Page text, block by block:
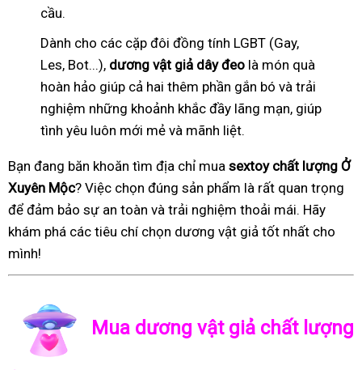
cầu.
Dành cho các cặp đôi đồng tính LGBT (Gay,
Les, Bot...), dương vật giả dây đeo là món quà
hoàn hảo giúp cả hai thêm phần gắn bó và trải
nghiệm những khoảnh khắc đầy lãng mạn, giúp
tình yêu luôn mới mẻ và mãnh liệt.
Bạn đang băn khoăn tìm địa chỉ mua sextoy chất lượng Ở
Xuyên Mộc? Việc chọn đúng sản phẩm là rất quan trọng
để đảm bảo sự an toàn và trải nghiệm thoải mái. Hãy
khám phá các tiêu chí chọn dương vật giả tốt nhất cho
mình!
Mua dương vật giả chất lượng